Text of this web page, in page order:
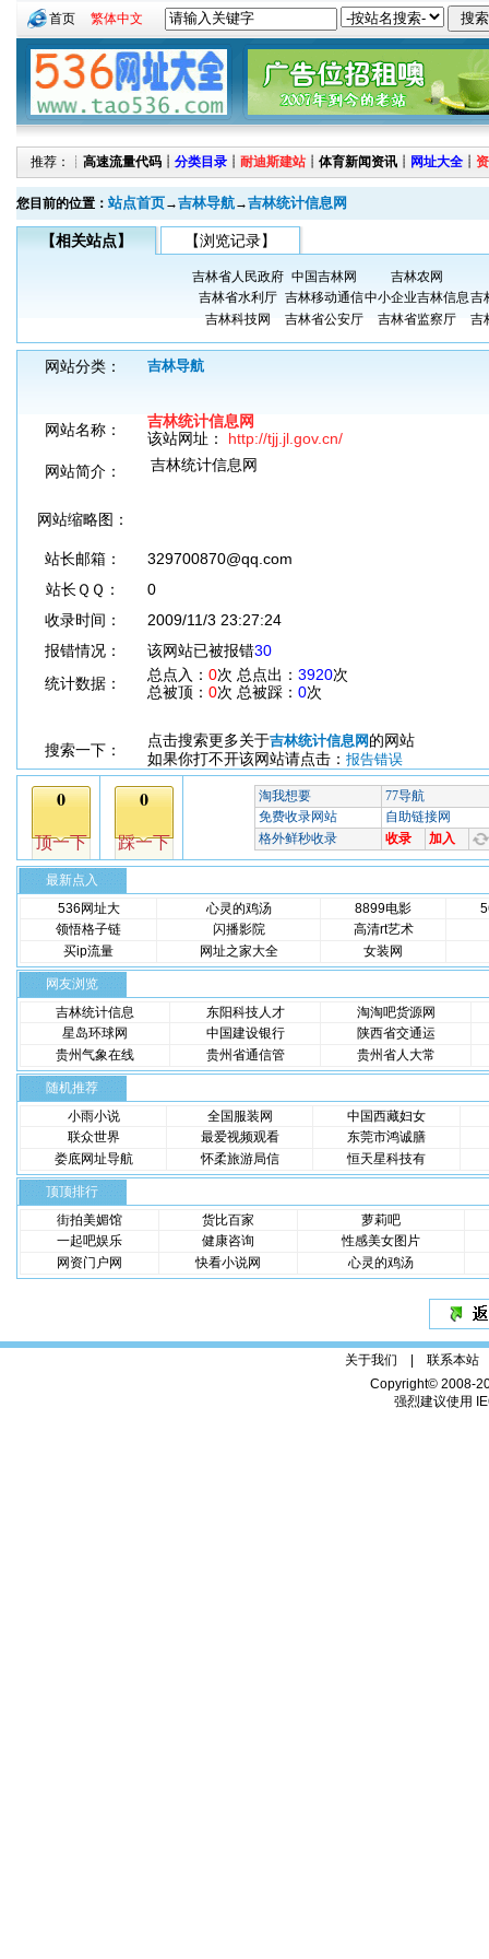
首页 繁体中文
推荐：┊ 高速流量代码 ┊ 分类目录 ┊ 耐迪斯建站 ┊ 体育新闻资讯 ┊ 网址大全 ┊
您目前的位置： 站点首页→吉林导航→吉林统计信息网
【相关站点】 【浏览记录】
吉林省人民政府 中国吉林网
吉林农网
吉林省水利厅 吉林移动通信中小企业吉林信息吉
吉林科技网
吉林省公安厅 吉林省监察厅 吉
网站分类： 吉林导航
网站名称：
吉林统计信息网
该站网址： http://tjj.jl.gov.cn/
网站简介：
吉林统计信息网
网站缩略图：
站长邮箱：
329700870@qq.com
站长ＱＱ：
0
收录时间：
2009/11/3 23:27:24
报错情况：
该网站已被报错30
统计数据：
总点入： 0次 总点出： 3920次
总被顶： 0次 总被踩： 0次
搜索一下：
点击搜索更多关于吉林统计信息网 的网站
如果你打不开该网站请点击： 报告错误
最新点入
536网址大
心灵的鸡汤 8899电影
领悟格子链
闪播影院
高清rt艺术
买ip流量
网址之家大全 女装网
网友浏览
吉林统计信息
东阳科技人才
淘淘吧货源网
星岛环球网
中国建设银行
陕西省交通运
贵州气象在线
贵州省通信管 贵州省人大常
随机推荐
小雨小说
全国服装网
中国西藏妇女
联众世界
最爱视频观看
东莞市鸿诚膳
娄底网址导航
怀柔旅游局信 恒天星科技有
顶顶排行
街拍美媚馆
货比百家
萝莉吧
一起吧娱乐
健康咨询
性感美女图片
网资门户网
快看小说网 心灵的鸡汤
关于我们 | 联系本站
Copyright© 2008-
强烈建议使用